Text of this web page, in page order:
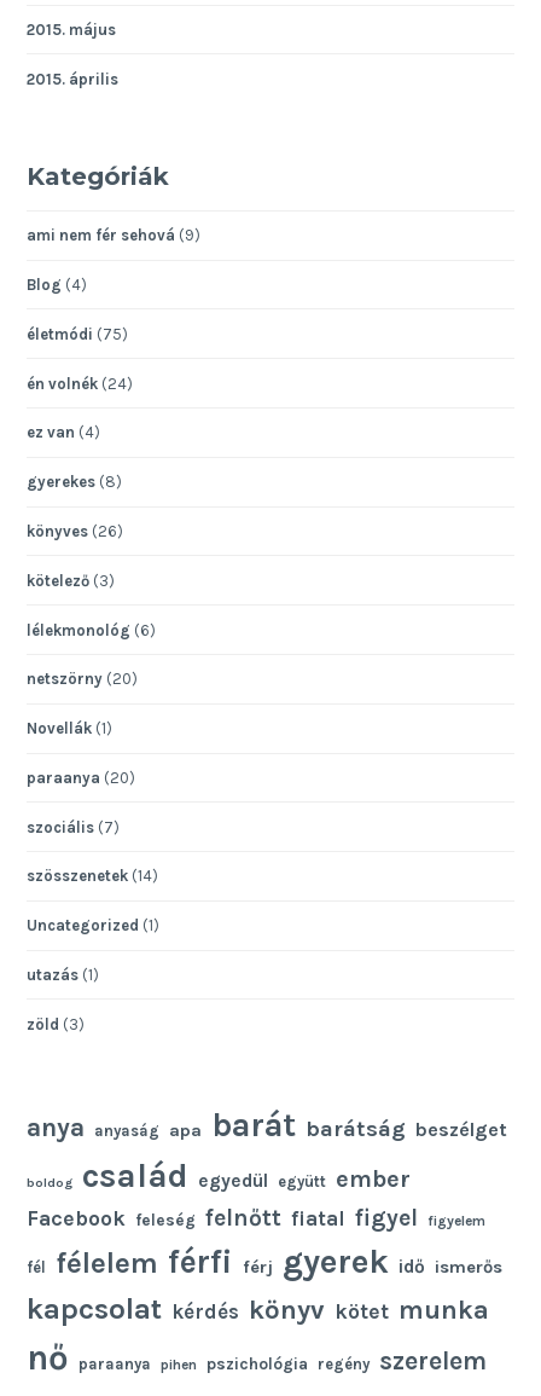
2015. május
2015. április
Kategóriák
ami nem fér sehová (9)
Blog (4)
életmódi (75)
én volnék (24)
ez van (4)
gyerekes (8)
könyves (26)
kötelező (3)
lélekmonológ (6)
netszörny (20)
Novellák (1)
paraanya (20)
szociális (7)
szösszenetek (14)
Uncategorized (1)
utazás (1)
zöld (3)
anya anyaság apa barát barátság beszélget
boldog család egyedül együtt ember
Facebook feleség felnőtt fiatal figyel figyelem
fél félelem férfi férj gyerek idő ismerős
kapcsolat kérdés könyv kötet munka
nő paraanya pihen pszichológia regény szerelem